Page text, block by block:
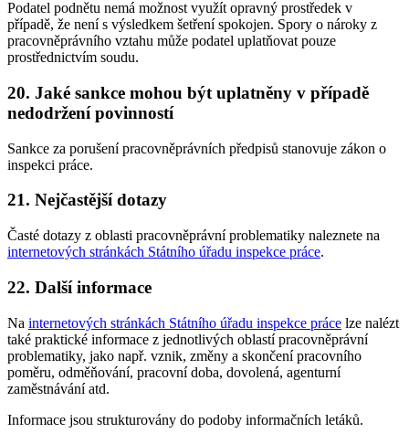
Podatel podnětu nemá možnost využít opravný prostředek v
případě, že není s výsledkem šetření spokojen. Spory o nároky z
pracovněprávního vztahu může podatel uplatňovat pouze
prostřednictvím soudu.
20. Jaké sankce mohou být uplatněny v případě
nedodržení povinností
Sankce za porušení pracovněprávních předpisů stanovuje zákon o
inspekci práce.
21. Nejčastější dotazy
Časté dotazy z oblasti pracovněprávní problematiky naleznete na
internetových stránkách Státního úřadu inspekce práce.
22. Další informace
Na internetových stránkách Státního úřadu inspekce práce lze nalézt
také praktické informace z jednotlivých oblastí pracovněprávní
problematiky, jako např. vznik, změny a skončení pracovního
poměru, odměňování, pracovní doba, dovolená, agenturní
zaměstnávání atd.
Informace jsou strukturovány do podoby informačních letáků.